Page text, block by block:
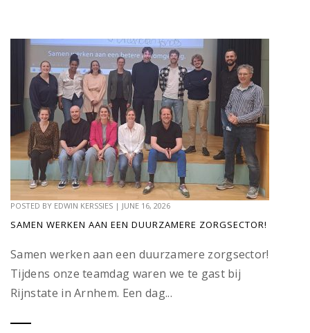
POSTED BY EDWIN KERSSIES | JUNE 16, 2026
SAMEN WERKEN AAN EEN DUURZAMERE ZORGSECTOR!
Samen werken aan een duurzamere zorgsector!
Tijdens onze teamdag waren we te gast bij
Rijnstate in Arnhem. Een dag...